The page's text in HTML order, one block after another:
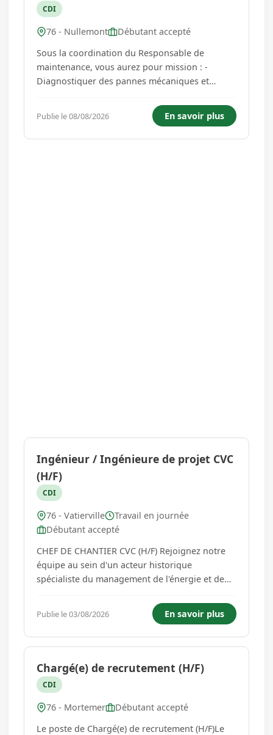
CDI
76 - Nullemont
Débutant accepté
Sous la coordination du Responsable de
maintenance, vous aurez pour mission : -
Diagnostiquer des pannes mécaniques et
mécaniques et électriques - Effectuer la
maintenance préventive et curatives des
installations et machines de productions -
Publie le 08/08/2026 En savoir plus
Ingénieur / Ingénieure de projet CVC
(H/F)
CDI
76 - Vatierville
Travail en journée
Débutant accepté
CHEF DE CHANTIER CVC (H/F) Rejoignez notre
équipe au sein d'un acteur historique
spécialiste du management de l'énergie et de
bâtiment : génie électrique, génie climatique,
performance énergétique, énergies
renouvelables, traitement d'eau. Vous ...
Publie le 03/08/2026 En savoir plus
Chargé(e) de recrutement (H/F)
CDI
76 - Mortemer
Débutant accepté
Le poste de Chargé(e) de recrutement (H/F)Le